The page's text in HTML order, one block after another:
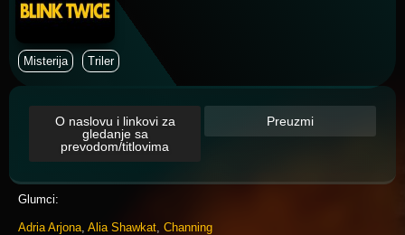
Misterija Triler
O naslovu i linkovi za
gledanje sa
prevodom/titlovima
Preuzmi
Glumci:
Adria Arjona, Alia Shawkat, Channing